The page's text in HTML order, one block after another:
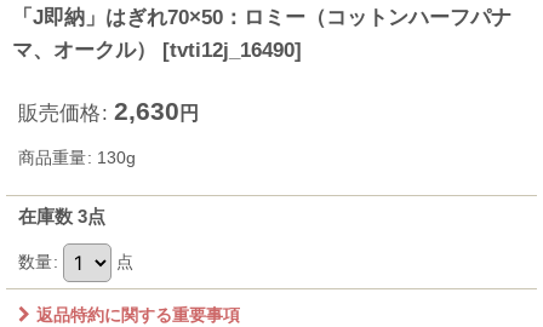
「J即納」はぎれ70×50：ロミー（コットンハーフパナ
マ、オークル）
[tvti12j_16490]
販売価格: 2,630 円
商品重量: 130g
在庫数 3点
数量: 点
返品特約に関する重要事項